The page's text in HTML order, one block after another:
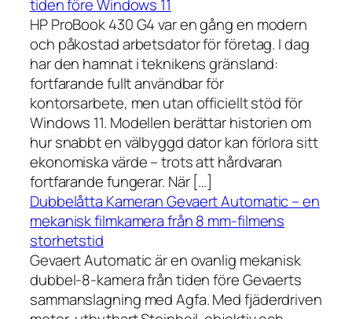
tiden före Windows 11
HP ProBook 430 G4 var en gång en modern
och påkostad arbetsdator för företag. I dag
har den hamnat i teknikens gränsland:
fortfarande fullt användbar för
kontorsarbete, men utan officiellt stöd för
Windows 11. Modellen berättar historien om
hur snabbt en välbyggd dator kan förlora sitt
ekonomiska värde – trots att hårdvaran
fortfarande fungerar. När […]
Dubbelåtta Kameran Gevaert Automatic – en
mekanisk filmkamera från 8 mm-filmens
storhetstid
Gevaert Automatic är en ovanlig mekanisk
dubbel-8-kamera från tiden före Gevaerts
sammanslagning med Agfa. Med fjäderdriven